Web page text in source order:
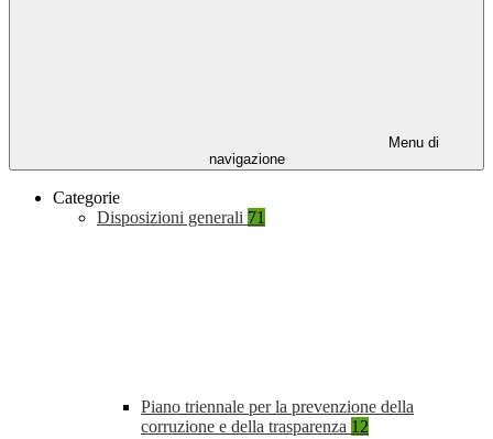
Menu di
navigazione
Categorie
Disposizioni generali 71
Piano triennale per la prevenzione della
corruzione e della trasparenza 12